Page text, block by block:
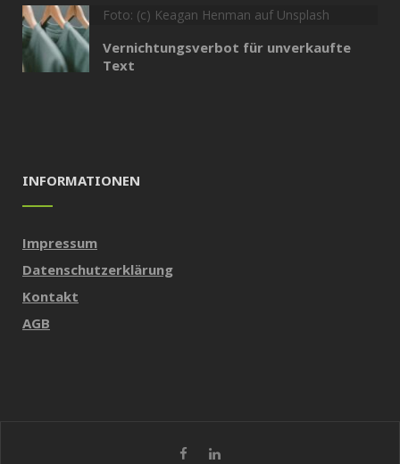
Foto: (c) Keagan Henman auf Unsplash
Vernichtungsverbot für unverkaufte
Text
INFORMATIONEN
Impressum
Datenschutzerklärung
Kontakt
AGB